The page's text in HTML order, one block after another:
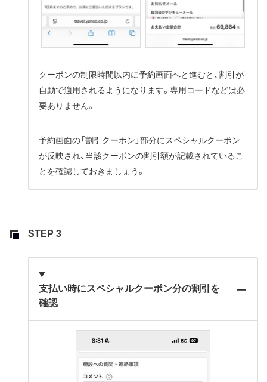
クーポンの制限時間以内に予約画面へと進むと、割引が
自動で適用されるようになります。専用コードなどは必
要ありません。
予約画面の「割引クーポン」部分にスペシャルクーポン
が反映され、当該クーポンの割引額が記載されているこ
とを確認しておきましょう。
支払い時にスペシャルクーポン分の割引を
確認